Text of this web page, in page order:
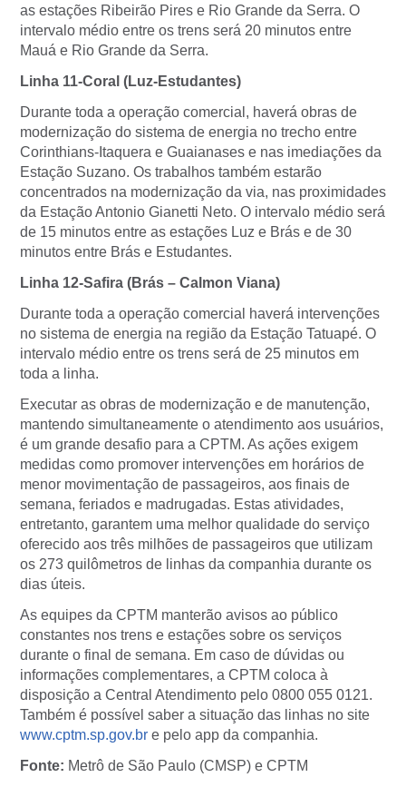
as estações Ribeirão Pires e Rio Grande da Serra. O
intervalo médio entre os trens será 20 minutos entre
Mauá e Rio Grande da Serra.
Linha 11-Coral (Luz-Estudantes)
Durante toda a operação comercial, haverá obras de
modernização do sistema de energia no trecho entre
Corinthians-Itaquera e Guaianases e nas imediações da
Estação Suzano. Os trabalhos também estarão
concentrados na modernização da via, nas proximidades
da Estação Antonio Gianetti Neto. O intervalo médio será
de 15 minutos entre as estações Luz e Brás e de 30
minutos entre Brás e Estudantes.
Linha 12-Safira (Brás – Calmon Viana)
Durante toda a operação comercial haverá intervenções
no sistema de energia na região da Estação Tatuapé. O
intervalo médio entre os trens será de 25 minutos em
toda a linha.
Executar as obras de modernização e de manutenção,
mantendo simultaneamente o atendimento aos usuários,
é um grande desafio para a CPTM. As ações exigem
medidas como promover intervenções em horários de
menor movimentação de passageiros, aos finais de
semana, feriados e madrugadas. Estas atividades,
entretanto, garantem uma melhor qualidade do serviço
oferecido aos três milhões de passageiros que utilizam
os 273 quilômetros de linhas da companhia durante os
dias úteis.
As equipes da CPTM manterão avisos ao público
constantes nos trens e estações sobre os serviços
durante o final de semana. Em caso de dúvidas ou
informações complementares, a CPTM coloca à
disposição a Central Atendimento pelo 0800 055 0121.
Também é possível saber a situação das linhas no site
www.cptm.sp.gov.br e pelo app da companhia.
Fonte: Metrô de São Paulo (CMSP) e CPTM